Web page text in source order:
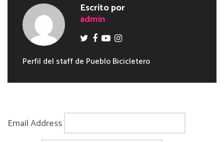
Escrito por
admin
Perfil del staff de Pueblo Bicicletero
Email Address